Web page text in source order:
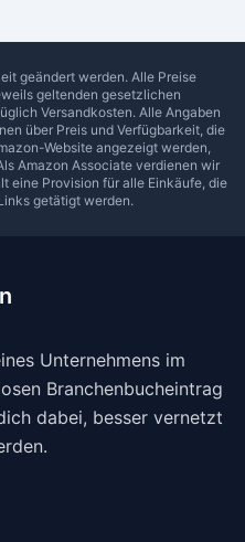
geändert werden. Alle Preise
geltenden gesetzlichen
Versandkosten. Alle Angaben
über Preis und Verfügbarkeit, die
Website angezeigt werden,
Amazon Associate verdienen wir
eine Provision für alle Einkäufe, die
getätigt werden.
Unternehmens im
Branchenbucheintrag
dabei, besser vernetzt